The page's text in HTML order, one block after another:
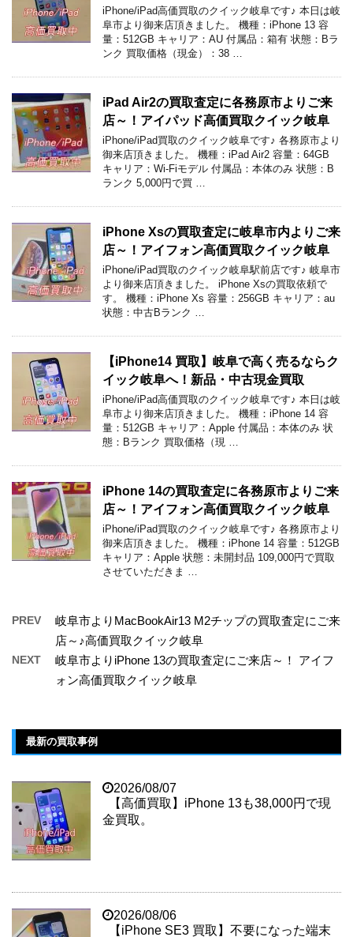
iPhone/iPad高価買取のクイック岐阜です♪ 本日は岐
阜市より御来店頂きました。 機種：iPhone 13 容
量：512GB キャリア：AU 付属品：箱有 状態：Bラ
ンク 買取価格（現金）：38 …
iPad Air2の買取査定に各務原市よりご来
店～！アイパッド高価買取クイック岐阜
iPhone/iPad買取のクイック岐阜です♪ 各務原市より
御来店頂きました。 機種：iPad Air2 容量：64GB
キャリア：Wi-Fiモデル 付属品：本体のみ 状態：B
ランク 5,000円で買 …
iPhone Xsの買取査定に岐阜市内よりご来
店～！アイフォン高価買取クイック岐阜
iPhone/iPad買取のクイック岐阜駅前店です♪ 岐阜市
より御来店頂きました。 iPhone Xsの買取依頼で
す。 機種：iPhone Xs 容量：256GB キャリア：au
状態：中古Bランク …
【iPhone14 買取】岐阜で高く売るならク
イック岐阜へ！新品・中古現金買取
iPhone/iPad高価買取のクイック岐阜です♪ 本日は岐
阜市より御来店頂きました。 機種：iPhone 14 容
量：512GB キャリア：Apple 付属品：本体のみ 状
態：Bランク 買取価格（現 …
iPhone 14の買取査定に各務原市よりご来
店～！アイフォン高価買取クイック岐阜
iPhone/iPad買取のクイック岐阜です♪ 各務原市より
御来店頂きました。 機種：iPhone 14 容量：512GB
キャリア：Apple 状態：未開封品 109,000円で買取
させていただきま …
PREV
岐阜市よりMacBookAir13 M2チップの買取査定にご来
店～♪高価買取クイック岐阜
NEXT
岐阜市よりiPhone 13の買取査定にご来店～！ アイフ
ォン高価買取クイック岐阜
最新の買取事例
2026/08/07
【高価買取】iPhone 13も38,000円で現
金買取。
2026/08/06
【iPhone SE3 買取】不要になった端末